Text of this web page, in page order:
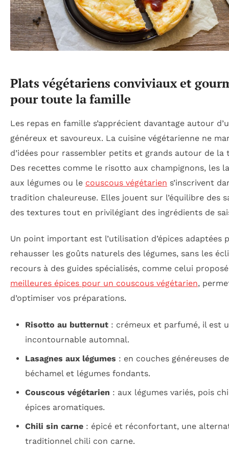
Plats végétariens conviviaux et
pour toute la famille
Les repas en famille s’apprécient davantage autour
généreux et savoureux. La cuisine végétarienne ne
d’idées pour rassembler petits et grands autour de la
Des recettes comme le risotto aux champignons, les
aux légumes ou le couscous végétarien s’inscrivent
tradition chaleureuse. Elles jouent sur l’équilibre des
des textures tout en privilégiant des ingrédients de
Un point important est l’utilisation d’épices adaptées
rehausser les goûts naturels des légumes, sans les
recours à des guides spécialisés, comme celui
meilleures épices pour un couscous végétarien,
d’optimiser vos préparations.
Risotto au butternut: crémeux et parfumé, il est
incontournable automnal.
Lasagnes aux légumes : en couches généreuses de
béchamel et légumes fondants.
Couscous végétarien : aux légumes variés, pois
épices aromatiques.
Chili sin carne: épicé et réconfortant, une
traditionnel chili con carne.